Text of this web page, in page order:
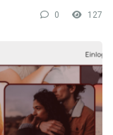
0 127